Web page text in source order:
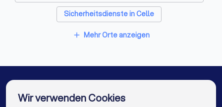
Sicherheitsdienste in Celle
Sicherheitsdienste in Peine
Sicherheitsdienste in Hemmingen (Niedersachsen)
add Mehr Orte anzeigen
Wir verwenden Cookies